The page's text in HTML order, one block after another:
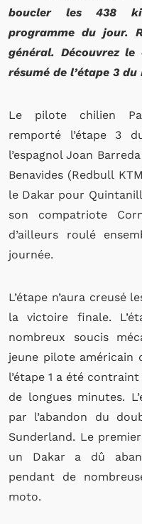
boucler les 438
programme du jour.
général. Découvrez
résumé de l’étape 3 du
Le pilote chilien
remporté l’étape 3
l’espagnol Joan
Benavides (Redbull
le Dakar pour
son compatriote
d’ailleurs roulé
journée.
L’étape n’aura creusé
la victoire finale.
nombreux soucis
jeune pilote américain
l’étape 1 a été
de longues minutes.
par l’abandon du
Sunderland. Le
un Dakar a dû
pendant de
moto.